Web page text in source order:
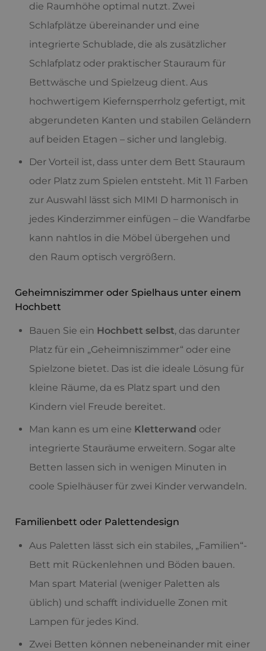
die Raumhöhe optimal nutzt. Zwei
Schlafplätze übereinander und eine
integrierte Schublade, die als zusätzlicher
Schlafplatz oder praktischer Stauraum für
Bettwäsche und Spielzeug dient. Aus
hochwertigem Kiefernsperrholz gefertigt, mit
abgerundeten Kanten und stabilen Geländern
auf beiden Etagen – sicher und langlebig.
Der Vorteil ist, dass unter dem Bett Stauraum
oder Platz zum Spielen entsteht. Mit 11 Farben
zur Auswahl lässt sich MIMI D harmonisch in
jedes Kinderzimmer einfügen – die Wandfarbe
kann nahtlos in die Möbel übergehen und
den Raum optisch vergrößern.
Geheimniszimmer oder Spielhaus unter einem
Hochbett
Bauen Sie ein Hochbett selbst, das darunter
Platz für ein „Geheimniszimmer“ oder eine
Spielzone bietet. Das ist die ideale Lösung für
kleine Räume, da es Platz spart und den
Kindern viel Freude bereitet.
Man kann es um eine Kletterwand oder
integrierte Stauräume erweitern. Sogar alte
Betten lassen sich in wenigen Minuten in
coole Spielhäuser für zwei Kinder verwandeln.
Familienbett oder Palettendesign
Aus Paletten lässt sich ein stabiles, „Familien“-
Bett mit Rückenlehnen und Böden bauen.
Man spart Material (weniger Paletten als
üblich) und schafft individuelle Zonen mit
Lampen für jedes Kind.
Zwei Betten können nebeneinander mit einer